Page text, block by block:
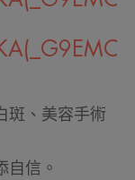
斑、美容手術
自信。